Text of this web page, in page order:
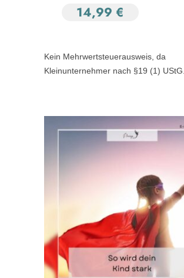
14,99 €
Kein Mehrwertsteuerausweis, da
Kleinunternehmer nach §19 (1) UStG.